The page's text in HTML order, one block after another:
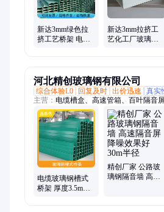
道、玻璃钢圆管、玻璃钢风机、软连接
新达3mm绿色拉
挤工艺桥架 电缆
新达3mm拉挤工
艺化工厂玻璃钢
河北精创玻璃钢有限公司
综合体验L0
回复及时 出价迅速 真实
主营： 电缆槽盒、高速管箱、百叶隔音
板、仪表保护箱、处理除尘器、供水排
玻璃钢标志桩、塑料防火槽盒、玻璃钢
玻璃钢燃气表箱、玻璃钢声屏障、高速
玻璃钢防眩网、公路声屏障、高速公路
璃钢隔离栏、电力隔离围栏、电缆沟盖
电缆玻璃钢槽式
桥架 厚度3.5mm
精创厂家 公路玻
璃钢隔音墙 高速